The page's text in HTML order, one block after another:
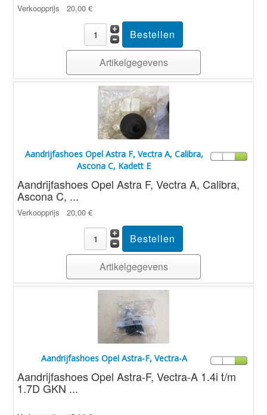
Verkoopprijs 20,00 €
Artikelgegevens
Aandrijfashoes Opel Astra F, Vectra A, Calibra,
Ascona C, Kadett E
Aandrijfashoes Opel Astra F, Vectra A, Calibra,
Ascona C, ...
Verkoopprijs 20,00 €
Artikelgegevens
Aandrijfashoes Opel Astra-F, Vectra-A
Aandrijfashoes Opel Astra-F, Vectra-A 1.4i t/m
1.7D GKN ...